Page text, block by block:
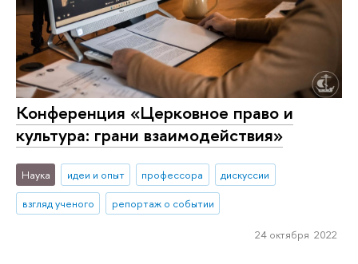
Конференция «Церковное право и
культура: грани взаимодействия»
Наука идеи и опыт профессора
дискуссии
взгляд ученого
репортаж о событии
24 октября 2022